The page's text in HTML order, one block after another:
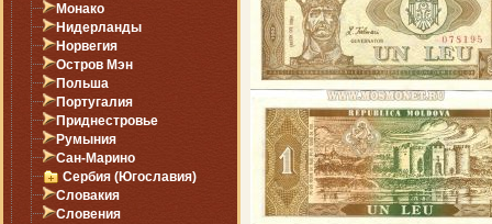
Монако
Нидерланды
Норвегия
Остров Мэн
Польша
Португалия
Приднестровье
Румыния
Сан-Марино
Сербия (Югославия)
Словакия
Словения